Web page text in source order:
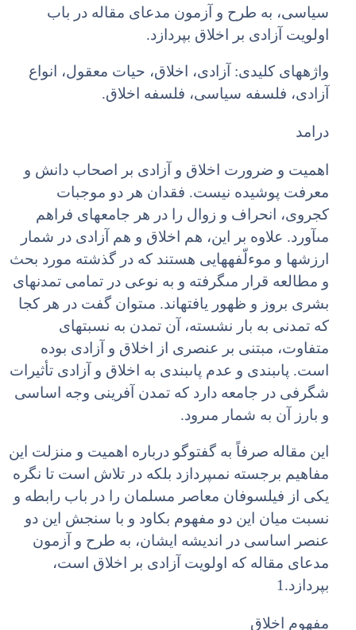
سیاسى، به طرح و آزمون مدعاى مقاله در باب
اولویت آزادى بر اخلاق بپردازد.
واژه‏هاى کلیدى: آزادى، اخلاق، حیات معقول، انواع
آزادى، فلسفه سیاسى، فلسفه اخلاق.
درامد
اهمیت و ضرورت اخلاق و آزادى بر اصحاب دانش و
معرفت پوشیده نیست. فقدان هر دو موجبات
کج‏روى، انحراف و زوال را در هر جامعه‏اى فراهم
مى‏آورد. علاوه بر این، هم اخلاق و هم آزادى در شمار
ارزش‏ها و موءلّفه‏هایى هستند که در گذشته مورد بحث
و مطالعه قرار مى‏گرفته و به نوعى در تمامى تمدن‏هاى
بشرى بروز و ظهور یافته‏اند. مى‏توان گفت در هر کجا
که تمدنى به بار نشسته، آن تمدن به نسبت‏هاى
متفاوت، مبتنى بر عنصرى از اخلاق و آزادى بوده
است. پاى‏بندى و عدم پاى‏بندى به اخلاق و آزادى تأثیرات
شگرفى در جامعه دارد که تمدن آفرینى وجه اساسى
و بارز آن به شمار مى‏رود.
این مقاله صرفاً به گفت‏وگو درباره اهمیت و منزلت این
مفاهیم برجسته نمى‏پردازد بلکه در تلاش است تا نگره
یکى از فیلسوفان معاصر مسلمان را در باب رابطه و
نسبت میان این دو مفهوم بکاود و با سنجش این دو
عنصر اساسى در اندیشه ایشان، به طرح و آزمون
مدعاى مقاله که اولویت آزادى بر اخلاق است،
بپردازد.1
مفهوم اخلاق